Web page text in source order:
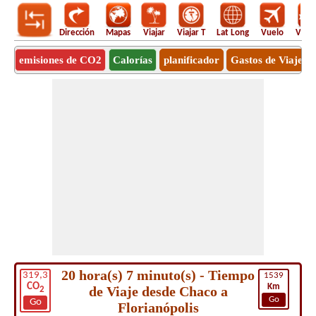
Dirección Mapas Viajar Viajar T Lat Long Vuelo
emisiones de CO2 Calorías planificador Gastos de Viaje
319,3
CO2
Go
1539
Km
Go
20 hora(s) 7 minuto(s) - Tiempo
de Viaje desde Chaco a
Florianópolis